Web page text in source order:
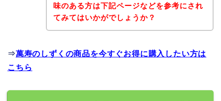
味のある方は下記ページなどを参考にされ
てみてはいかがでしょうか？
⇒萬寿のしずくの商品を今すぐお得に購入したい方は
こちら